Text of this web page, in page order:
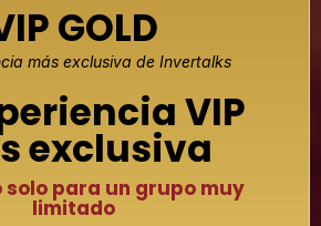
GOLD
más exclusiva de Invertalks
VIP
exclusiva
solo para un grupo muy
limitado